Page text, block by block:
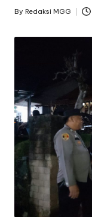
Posted
By Redaksi MGG